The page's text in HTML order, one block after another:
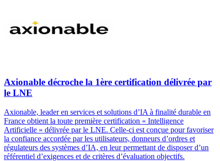
Axionable décroche la 1ère certification délivrée par
le LNE
Axionable, leader en services et solutions d’IA à finalité durable en
France obtient la toute première certification « Intelligence
Artificielle » délivrée par le LNE. Celle-ci est conçue pour favoriser
la confiance accordée par les utilisateurs, donneurs d’ordres et
régulateurs des systèmes d’IA, en leur permettant de disposer d’un
référentiel d’exigences et de critères d’évaluation objectifs.